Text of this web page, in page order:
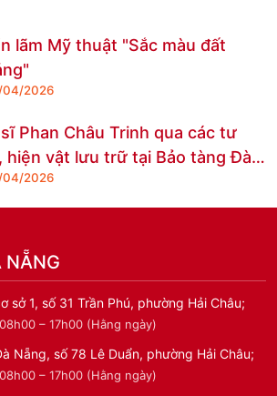
lãm Mỹ thuật "Sắc màu đất
04/2026
Phan Châu Trinh qua các tư
vật lưu trữ tại Bảo tàng Đà
04/2026
NẴNG
sở 1, số 31 Trần Phú, phường Hải Châu;
– 17h00 (Hằng ngày)
Nẵng, số 78 Lê Duẩn, phường Hải Châu;
– 17h00 (Hằng ngày)